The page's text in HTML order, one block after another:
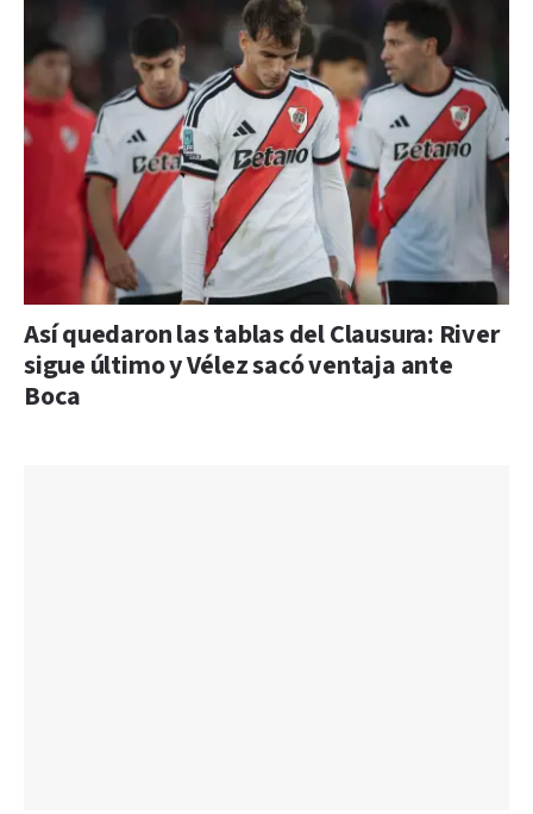
Así quedaron las tablas del Clausura: River
sigue último y Vélez sacó ventaja ante
Boca